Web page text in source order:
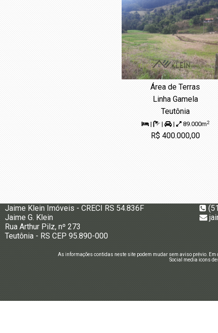
Área de Terras
Linha Gamela
Teutônia
| | | 89.000m2
R$ 400.000,00
Jaime Klein Imóveis - CRECI RS 54.836F
Jaime G. Klein
Rua Arthur Pilz, nº 273
Teutônia - RS CEP 95.890-000
As informações contidas neste site podem mudar sem aviso prévio.
Social media icons